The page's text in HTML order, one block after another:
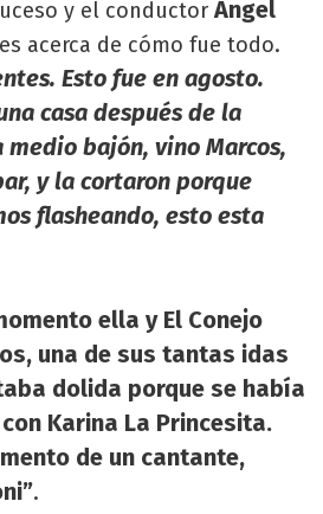
y el conductorÁngel
acerca de cómo fue todo.
Esto fue en agosto.
casa después de la
medio bajón, vino Marcos,
y la cortaron porque
flasheando, esto esta
ella y El Conejo
una de sus tantas idas
dolida porque se había
Karina La Princesita.
de un cantante,
.